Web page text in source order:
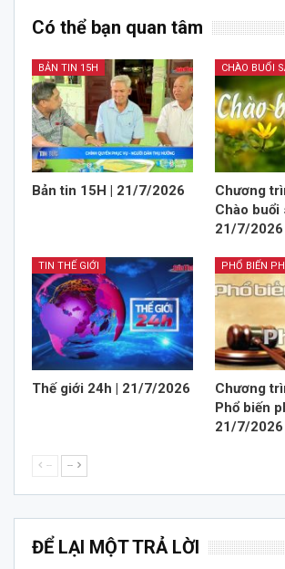
Có thể bạn quan tâm
BẢN TIN 15H
Bản tin 15H | 21/7/2026
CHÀO BUỔI
Chương
Chào buổi
21/7/2026
TIN THẾ GIỚI
Thế giới 24h | 21/7/2026
PHỔ BIẾN
Chương
Phổ biến
21/7/2026
-- --
ĐỂ LẠI MỘT TRẢ LỜI